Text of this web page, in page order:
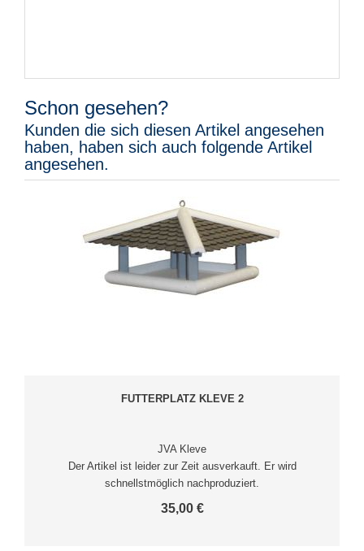
Schon gesehen?
Kunden die sich diesen Artikel angesehen
haben, haben sich auch folgende Artikel
angesehen.
FUTTERPLATZ KLEVE 2
JVA Kleve
Der Artikel ist leider zur Zeit ausverkauft. Er wird
schnellstmöglich nachproduziert.
35,00 €